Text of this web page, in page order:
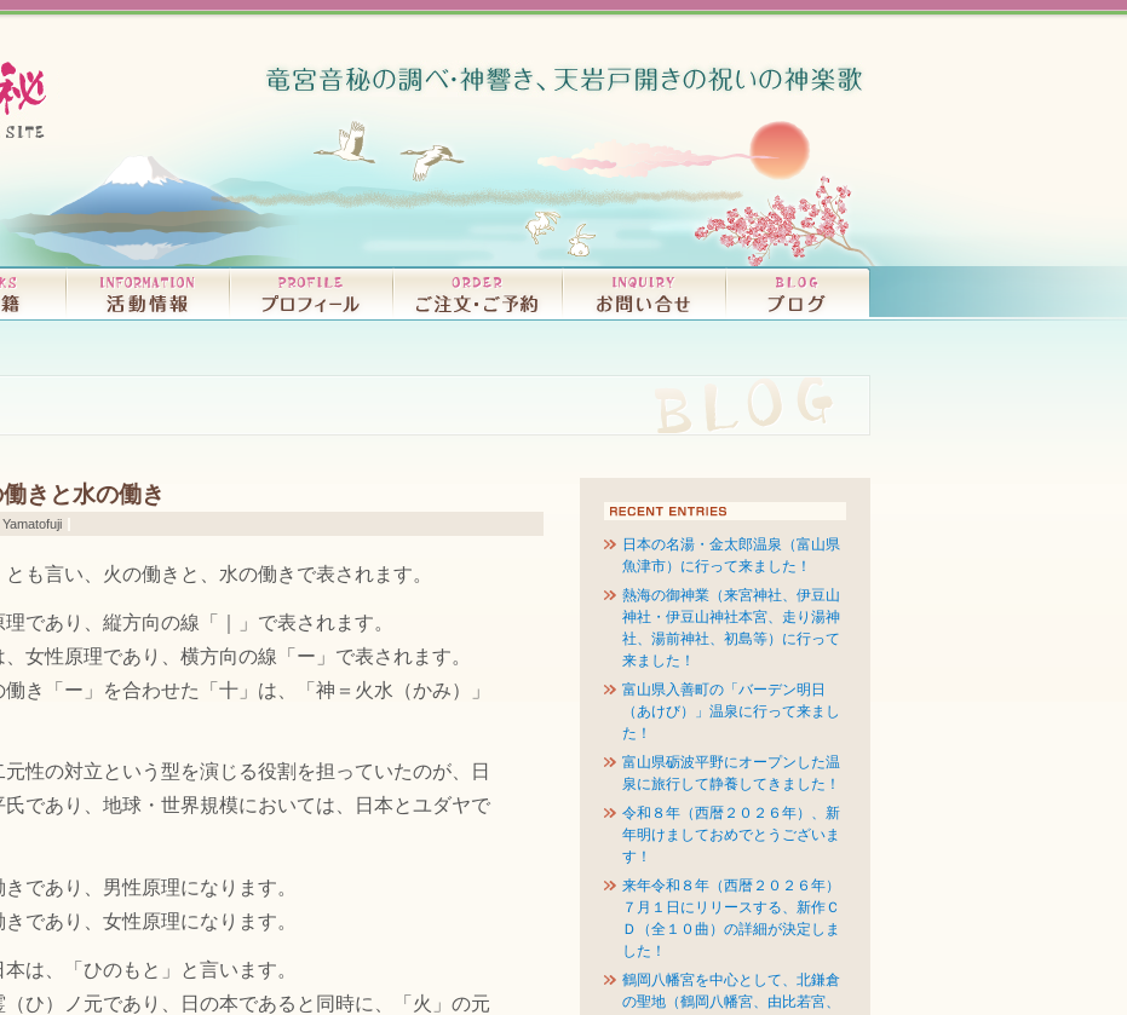
リリースCD・試聴｜DISCOGRAPHY
書籍｜BOOKS コンサート、ライブ・活動情報｜
きと水の働き
も言い、火の働きと、水の働きで表されます。
であり、縦方向の線「｜」で表されます。
女性原理であり、横方向の線「ー」で表されます。
き「ー」を合わせた「十」は、「神＝火水（かみ）」
性の対立という型を演じる役割を担っていたのが、日
であり、地球・世界規模においては、日本とユダヤで
であり、男性原理になります。
であり、女性原理になります。
は、「ひのもと」と言います。
ひ）ノ元であり、日の本であると同時に、「火」の元
日本の名湯・金太郎温泉（富山県
魚津市）に行って来ました！
熱海の御神業（来宮神社、伊豆山
神社・伊豆山神社本宮、走り湯神
社、湯前神社、初島等）に行って
来ました！
富山県入善町の「バーデン明日
（あけび）」温泉に行って来まし
た！
富山県砺波平野にオープンした温
泉に旅行して静養してきました！
令和８年（西暦２０２６年）、新
年明けましておめでとうございま
す！
来年令和８年（西暦２０２６年）
７月１日にリリースする、新作Ｃ
Ｄ（全１０曲）の詳細が決定しま
した！
鶴岡八幡宮を中心として、北鎌倉
の聖地（鶴岡八幡宮、由比若宮、